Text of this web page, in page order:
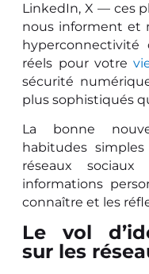
LinkedIn, X — ces
nous informent et
réels pour votre
sécurité
plus sophistiqués
La bonne
habitudes
réseaux
informations
connaître et les
Le vol
sur les